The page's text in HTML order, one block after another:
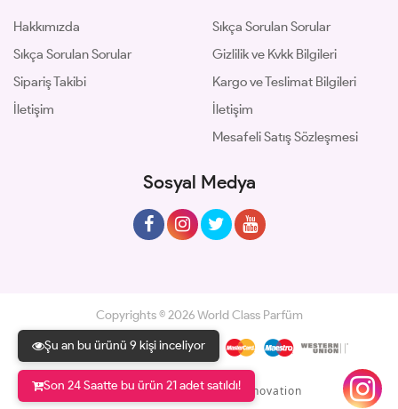
Şu an bu ürünü 9 kişi inceliyor
Son 24 Saatte bu ürün 21 adet satıldı!
Hakkımızda
Sıkça Sorulan Sorular
Sipariş Takibi
İletişim
Sıkça Sorulan Sorular
Gizlilik ve Kvkk Bilgileri
Kargo ve Teslimat Bilgileri
İletişim
Mesafeli Satış Sözleşmesi
Sosyal Medya
Copyrights © 2026 World Class Parfüm
Geliştir - powered by innovation